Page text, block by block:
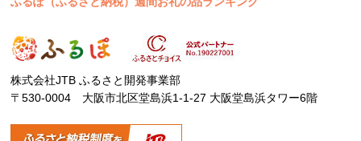
株式会社JTB ふるさと開発事業部
〒530-0004 大阪市北区堂島浜1-1-27 大阪堂島浜タワー6階